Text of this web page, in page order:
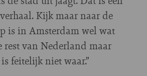
Kijk maar naar de
is in Amsterdam wel wat
van Nederland maar
feitelijk niet waar.”